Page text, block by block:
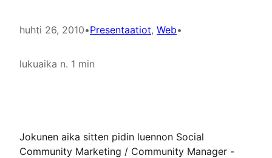
huhti 26, 2010•Presentaatiot, Web•
lukuaika n. 1 min
Jokunen aika sitten pidin luennon Social
Community Marketing / Community Manager -